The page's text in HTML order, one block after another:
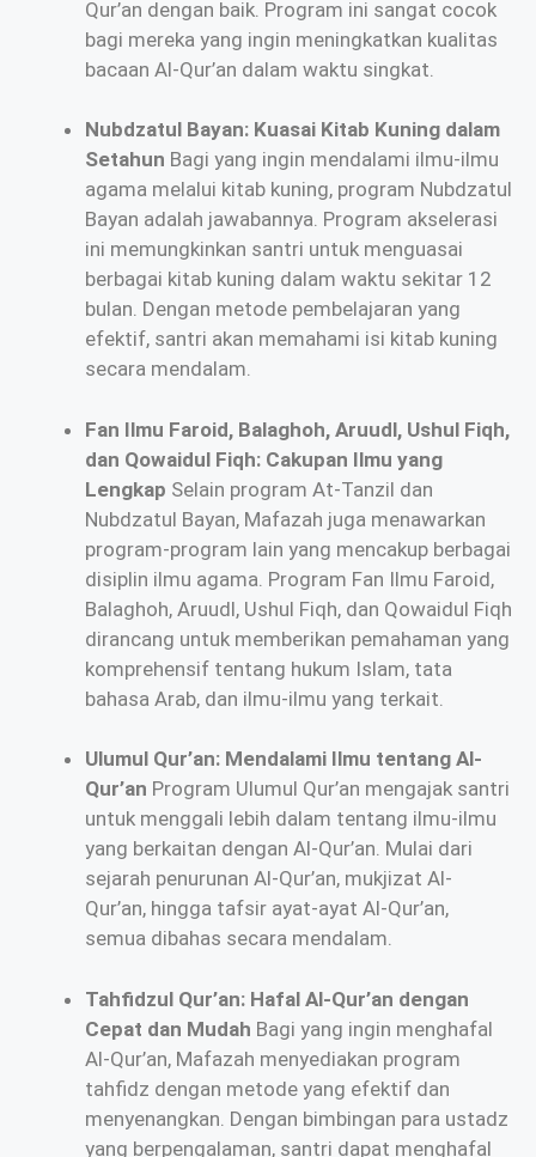
Qur’an dengan baik. Program ini sangat cocok
bagi mereka yang ingin meningkatkan kualitas
bacaan Al-Qur’an dalam waktu singkat.
Nubdzatul Bayan: Kuasai Kitab Kuning dalam
Setahun Bagi yang ingin mendalami ilmu-ilmu
agama melalui kitab kuning, program Nubdzatul
Bayan adalah jawabannya. Program akselerasi
ini memungkinkan santri untuk menguasai
berbagai kitab kuning dalam waktu sekitar 12
bulan. Dengan metode pembelajaran yang
efektif, santri akan memahami isi kitab kuning
secara mendalam.
Fan Ilmu Faroid, Balaghoh, Aruudl, Ushul Fiqh,
dan Qowaidul Fiqh: Cakupan Ilmu yang
Lengkap Selain program At-Tanzil dan
Nubdzatul Bayan, Mafazah juga menawarkan
program-program lain yang mencakup berbagai
disiplin ilmu agama. Program Fan Ilmu Faroid,
Balaghoh, Aruudl, Ushul Fiqh, dan Qowaidul Fiqh
dirancang untuk memberikan pemahaman yang
komprehensif tentang hukum Islam, tata
bahasa Arab, dan ilmu-ilmu yang terkait.
Ulumul Qur’an: Mendalami Ilmu tentang Al-
Qur’an Program Ulumul Qur’an mengajak santri
untuk menggali lebih dalam tentang ilmu-ilmu
yang berkaitan dengan Al-Qur’an. Mulai dari
sejarah penurunan Al-Qur’an, mukjizat Al-
Qur’an, hingga tafsir ayat-ayat Al-Qur’an,
semua dibahas secara mendalam.
Tahfidzul Qur’an: Hafal Al-Qur’an dengan
Cepat dan Mudah Bagi yang ingin menghafal
Al-Qur’an, Mafazah menyediakan program
tahfidz dengan metode yang efektif dan
menyenangkan. Dengan bimbingan para ustadz
yang berpengalaman, santri dapat menghafal